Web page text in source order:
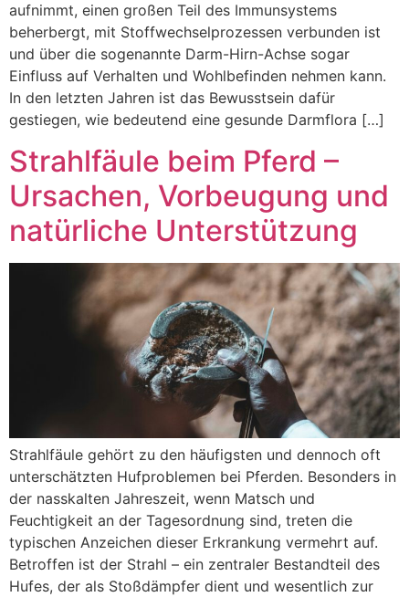
aufnimmt, einen großen Teil des Immunsystems
beherbergt, mit Stoffwechselprozessen verbunden ist
und über die sogenannte Darm-Hirn-Achse sogar
Einfluss auf Verhalten und Wohlbefinden nehmen kann.
In den letzten Jahren ist das Bewusstsein dafür
gestiegen, wie bedeutend eine gesunde Darmflora […]
Strahlfäule beim Pferd –
Ursachen, Vorbeugung und
natürliche Unterstützung
Strahlfäule gehört zu den häufigsten und dennoch oft
unterschätzten Hufproblemen bei Pferden. Besonders in
der nasskalten Jahreszeit, wenn Matsch und
Feuchtigkeit an der Tagesordnung sind, treten die
typischen Anzeichen dieser Erkrankung vermehrt auf.
Betroffen ist der Strahl – ein zentraler Bestandteil des
Hufes, der als Stoßdämpfer dient und wesentlich zur